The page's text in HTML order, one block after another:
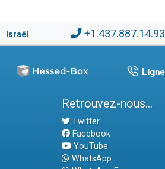
Israël +1.437.887.14.93
Retrouvez-nous...
Twitter
Facebook
YouTube
WhatsApp